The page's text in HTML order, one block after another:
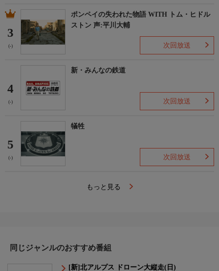
3
(-)
ポンペイの失われた物語 WITH トム・ヒドル
ストン 声:平川大輔
次回放送
4
(-)
新・みんなの鉄道
次回放送
5
(-)
犠牲
次回放送
もっと見る
同じジャンルのおすすめ番組
[新]北アルプス ドローン大縦走(日)